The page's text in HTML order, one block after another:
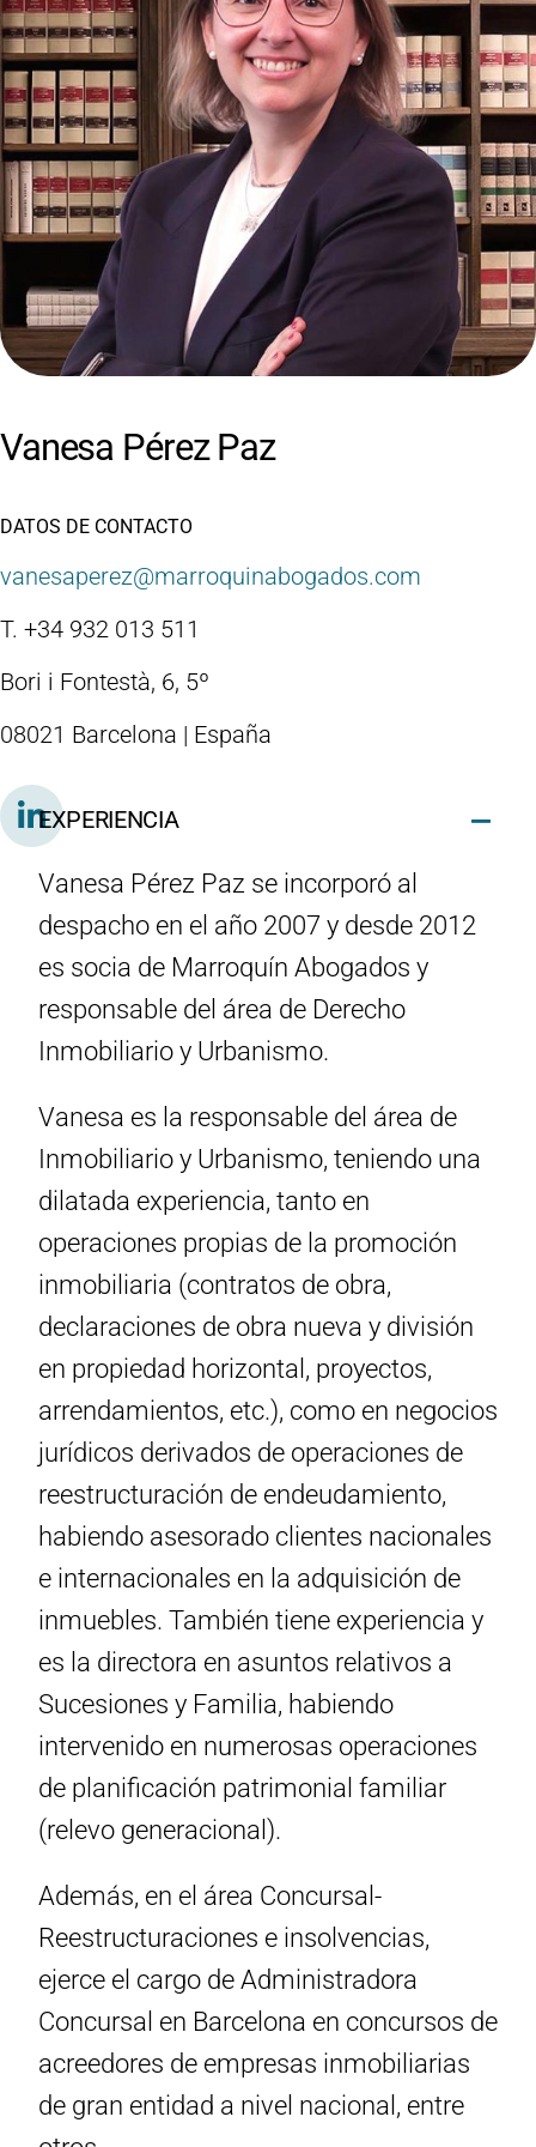
Vanesa Pérez Paz
DATOS DE CONTACTO
vanesaperez@marroquinabogados.com
T. +34 932 013 511
Bori i Fontestà, 6, 5º
08021 Barcelona | España
EXPERIENCIA
Vanesa Pérez Paz se incorporó al
despacho en el año 2007 y desde 2012
es socia de Marroquín Abogados y
responsable del área de Derecho
Inmobiliario y Urbanismo.
Vanesa es la responsable del área de
Inmobiliario y Urbanismo, teniendo una
dilatada experiencia, tanto en
operaciones propias de la promoción
inmobiliaria (contratos de obra,
declaraciones de obra nueva y división
en propiedad horizontal, proyectos,
arrendamientos, etc.), como en negocios
jurídicos derivados de operaciones de
reestructuración de endeudamiento,
habiendo asesorado clientes nacionales
e internacionales en la adquisición de
inmuebles. También tiene experiencia y
es la directora en asuntos relativos a
Sucesiones y Familia, habiendo
intervenido en numerosas operaciones
de planificación patrimonial familiar
(relevo generacional).
Además, en el área Concursal-
Reestructuraciones e insolvencias,
ejerce el cargo de Administradora
Concursal en Barcelona en concursos de
acreedores de empresas inmobiliarias
de gran entidad a nivel nacional, entre